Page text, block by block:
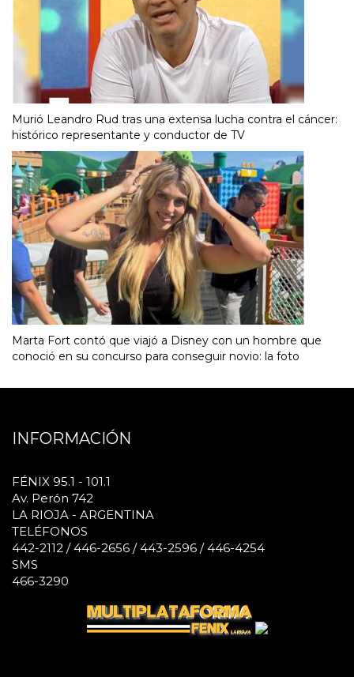
Murió Leandro Rud tras una extensa lucha contra el cáncer:
histórico representante y conductor de TV
Marta Fort contó que viajó a Disney con un hombre que
conoció en su concurso para conseguir novio: la foto
INFORMACIÓN
FÉNIX 95.1 - 101.1
Av. Perón 742
LA RIOJA - ARGENTINA
TELÉFONOS
442-2112 / 446-2656 / 443-2596 / 446-4254
SMS
466-3290